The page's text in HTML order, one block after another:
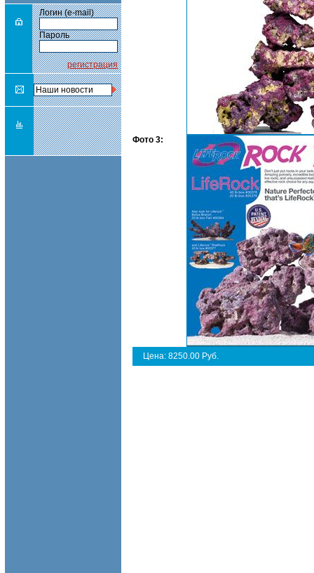
Логин (e-mail)
Пароль
регистрация
Фото 3:
Цена: 8250.00 Руб.